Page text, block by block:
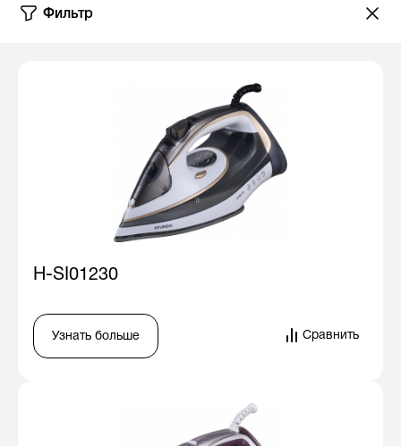
Фильтр
H-SI01230
Узнать больше Сравнить